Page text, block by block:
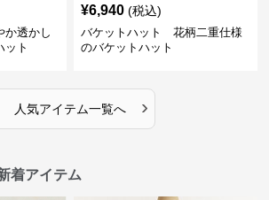
透かし
ット
¥6,940 (税込)
バケットハット 花柄二重仕様
のバケットハット
人気アイテム一覧へ ›
着アイテム